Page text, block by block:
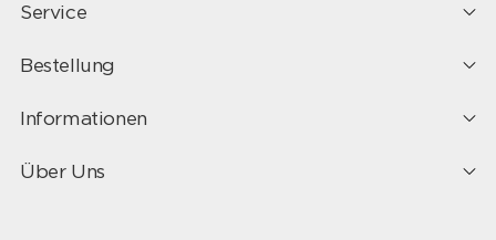
Service
Bestellung
Informationen
Über Uns